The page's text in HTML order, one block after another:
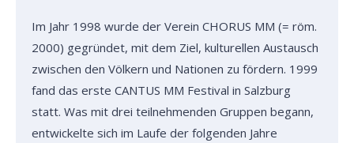
Im Jahr 1998 wurde der Verein CHORUS MM (= röm.
2000) gegründet, mit dem Ziel, kulturellen Austausch
zwischen den Völkern und Nationen zu fördern. 1999
fand das erste CANTUS MM Festival in Salzburg
statt. Was mit drei teilnehmenden Gruppen begann,
entwickelte sich im Laufe der folgenden Jahre